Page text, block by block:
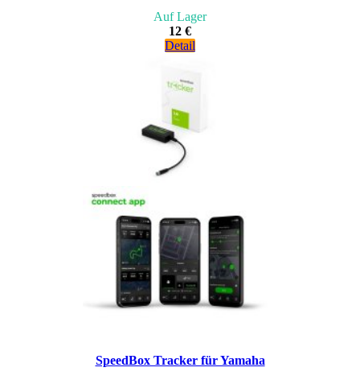
Auf Lager
12 €
Detail
SpeedBox Tracker für Yamaha